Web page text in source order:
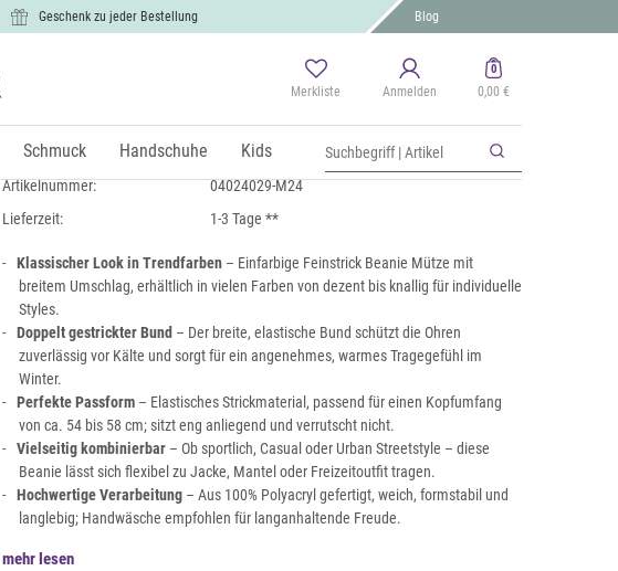
Geschenk zu jeder Bestellung Blog
Merkliste Anmelden
0
0,00 €
Schmuck Handschuhe Kids
Winter Strickmütze mit Krempe
10,99 €
inkl. MwSt., zzgl.Versand
Artikelnummer:
04024029-M24
Lieferzeit:
1-3 Tage **
Klassischer Look in Trendfarben– Einfarbige Feinstrick Beanie Mütze mit
breitem Umschlag, erhältlich in vielen Farben von dezent bis knallig für individuelle
Styles.
Doppelt gestrickter Bund – Der breite, elastische Bund schützt die Ohren
zuverlässig vor Kälte und sorgt für ein angenehmes, warmes Tragegefühl im
Winter.
Perfekte Passform– Elastisches Strickmaterial, passend für einen Kopfumfang
von ca. 54 bis 58 cm; sitzt eng anliegend und verrutscht nicht.
Vielseitig kombinierbar– Ob sportlich, Casual oder Urban Streetstyle – diese
Beanie lässt sich flexibel zu Jacke, Mantel oder Freizeitoutfit tragen.
Hochwertige Verarbeitung– Aus 100% Polyacryl gefertigt, weich, formstabil und
langlebig; Handwäsche empfohlen für langanhaltende Freude.
mehr lesen